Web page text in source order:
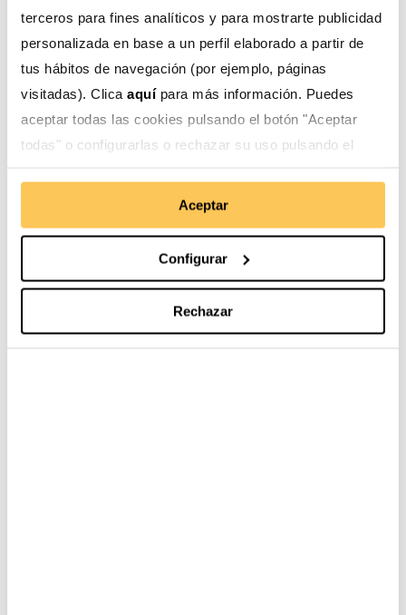
terceros para fines analíticos y para mostrarte publicidad
personalizada en base a un perfil elaborado a partir de
tus hábitos de navegación (por ejemplo, páginas
visitadas). Clica aquí para más información. Puedes
aceptar todas las cookies pulsando el botón "Aceptar
todas" o configurarlas o rechazar su uso pulsando el
Aceptar
Configurar
Rechazar
Ahora, ya no solo se dedican a la producción demiel
de abeja, también elaboran derivados como elpolen o
propóleo. Insumos que antes no se tenían en cuenta y
hoy aumentan el valor de su cadena productiva.
Además, las capacitaciones técnicas que reciben están
replicar los conocimientos aprendidos en sus
comunidades. Con esto, se busca orientar a otros
productores medianteescuelas de campopara que
mejoren sus procesos.
https://www.youtube.com/embed/zrocmJzvy7s